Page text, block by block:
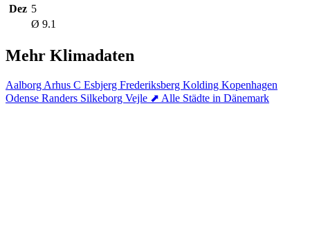
Dez 5
Ø 9.1
Mehr Klimadaten
Aalborg Arhus C Esbjerg Frederiksberg Kolding Kopenhagen
Odense Randers Silkeborg Vejle ⬈ Alle Städte in Dänemark